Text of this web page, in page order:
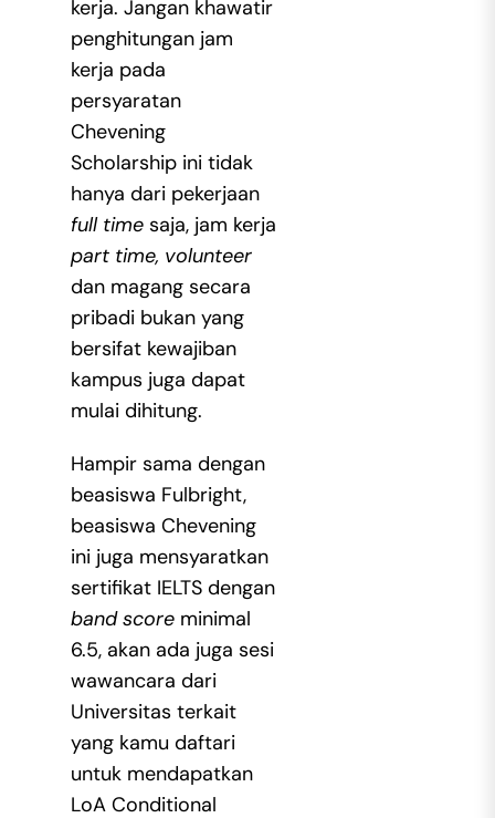
kerja. Jangan khawatir
penghitungan jam
kerja pada
persyaratan
Chevening
Scholarship ini tidak
hanya dari pekerjaan
full timesaja, jam kerja
part time, volunteer
dan magang secara
pribadi bukan yang
bersifat kewajiban
kampus juga dapat
mulai dihitung.
Hampir sama dengan
beasiswa Fulbright,
beasiswa Chevening
ini juga mensyaratkan
sertifikat IELTS dengan
band scoreminimal
6.5, akan ada juga sesi
wawancara dari
Universitas terkait
yang kamu daftari
untuk mendapatkan
LoA Conditional